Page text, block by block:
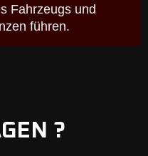
Fahrzeugs und
führen.
?